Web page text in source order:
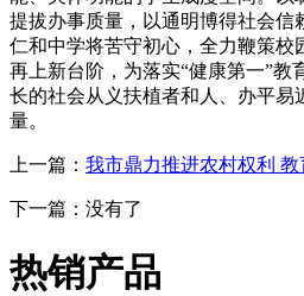
提拔办事质量，以通明博得社会信
仁和中学将苦守初心，全力鞭策校
再上新台阶，为落实“健康第一”教
长的社会从义扶植者和人、办平易
量。
上一篇： 我市鼎力推进农村权利
下一篇：没有了
热销产品